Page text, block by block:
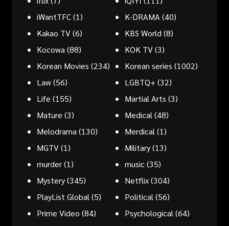
iWantTFC(1) K-DRAMA (40)
Kakao TV(6) KBS World (8)
Kocowa (88) KOK TV(3)
Korean Movies (234) Korean series (1002)
Law(56) LGBTQ+ (32)
Life (155) Martial Arts (3)
Mature (3) Medical (48)
Melodrama (130) Merdical (1)
MGTV(1) Military(13)
murder(1) music(35)
Mystery(345) Netflix(304)
PlayList Global (5) Political (56)
Prime Video (84) Psychological (64)